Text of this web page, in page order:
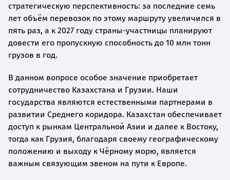
стратегическую перспективность: за последние семь
лет объём перевозок по этому маршруту увеличился в
пять раз, а к 2027 году страны-участницы планируют
довести его пропускную способность до 10 млн тонн
грузов в год.
В данном вопросе особое значение приобретает
сотрудничество Казахстана и Грузии. Наши
государства являются естественными партнерами в
развитии Среднего коридора. Казахстан обеспечивает
доступ к рынкам Центральной Азии и далее к Востоку,
тогда как Грузия, благодаря своему географическому
положению и выходу к Чёрному морю, является
важным связующим звеном на пути к Европе.